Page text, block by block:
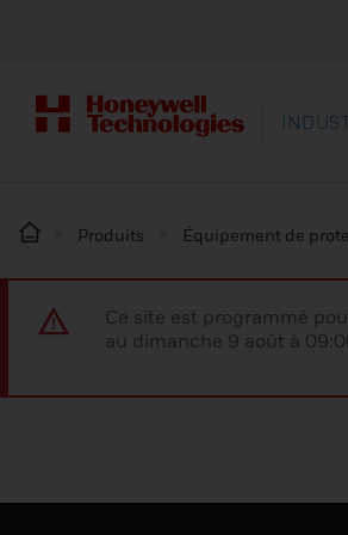
Produits Équipement de
Ce site est programmé
au dimanche 9 août à